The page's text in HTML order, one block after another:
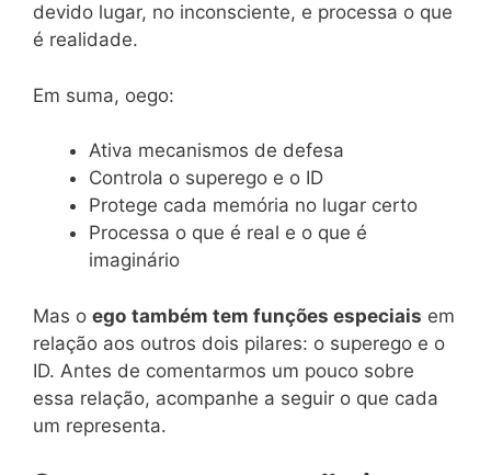
devido lugar, no inconsciente, e processa o que
é realidade.
Em suma, oego:
Ativa mecanismos de defesa
Controla o superego e o ID
Protege cada memória no lugar certo
Processa o que é real e o que é
imaginário
Mas o ego também tem funções especiais em
relação aos outros dois pilares: o superego e o
ID. Antes de comentarmos um pouco sobre
essa relação, acompanhe a seguir o que cada
um representa.